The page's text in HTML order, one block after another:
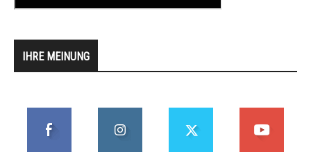
IHRE MEINUNG